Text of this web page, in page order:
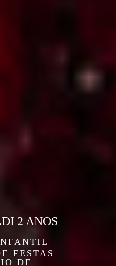
FESTAS
DE
2 ANOS